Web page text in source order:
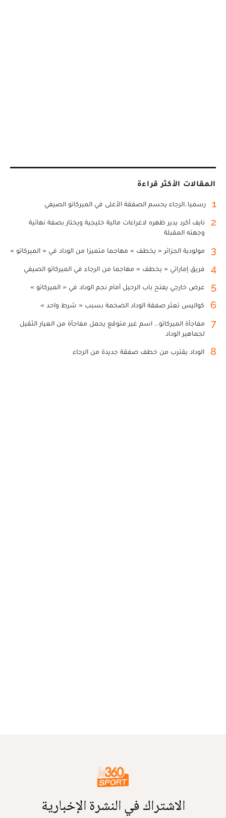
المقالات الأكثر قراءة
1 رسميا..الرجاء يحسم الصفقة الأغلى في الميركاتو الصيفي
2
نايف أكرد يدير ظهره لاغراءات مالية خليجية ويختار بصفة نهائية
وجهته المقبلة
3 مولودية الجزائر « يخطف » مهاجما متميزا من الوداد في « الميركاتو »
4 فريق إماراتي « يخطف » مهاجما من الرجاء في الميركاتو الصيفي
5 عرض خارجي يفتح باب الرحيل أمام نجم الوداد في « الميركاتو »
6 كواليس تعثر صفقة الوداد الضخمة بسبب « شرط واحد »
7
مفاجأة الميركاتو... اسم غير متوقع يحمل مفاجأة من العيار الثقيل
لجماهير الوداد
8 الوداد يقترب من خطف صفقة جديدة من الرجاء
الاشتراك في النشرة الإخبارية